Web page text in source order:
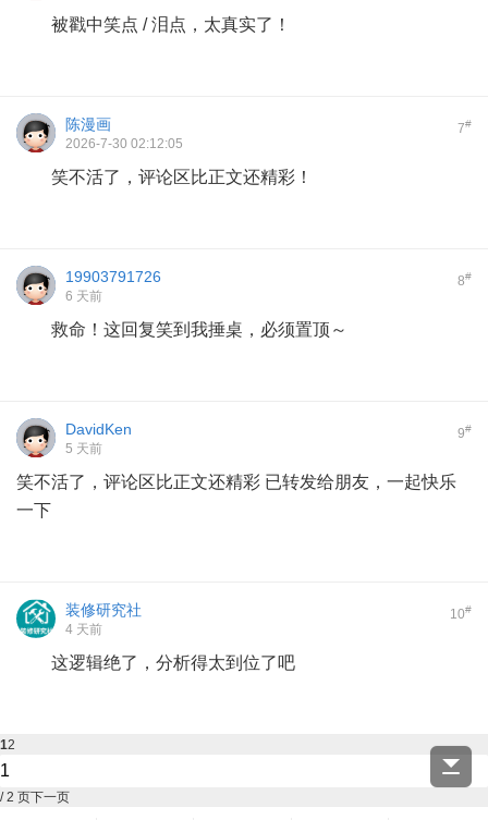
被戳中笑点 / 泪点，太真实了！
7#
陈漫画
2026-7-30 02:12:05
笑不活了，评论区比正文还精彩！
8#
19903791726
6 天前
救命！这回复笑到我捶桌，必须置顶～
9#
DavidKen
5 天前
笑不活了，评论区比正文还精彩 已转发给朋友，一起快乐
一下
10#
装修研究社
4 天前
这逻辑绝了，分析得太到位了吧
12
/ 2 页下一页